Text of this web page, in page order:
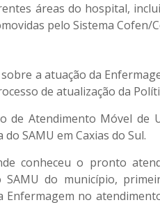
áreas do hospital,
pelo Sistema Cofen/
a atuação da
de atualização da
de Atendimento Móvel de
SAMU em Caxias do Sul.
conheceu o pronto
do município,
no